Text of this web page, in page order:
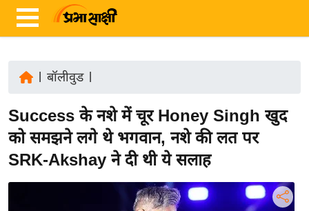
ज़ा
ख
ब
र
बॉलीवुड|
Success के नशे में चूर Honey Singh खुद
को समझने लगे थे भगवान, नशे की लत पर
SRK-Akshay ने दी थी ये सलाह